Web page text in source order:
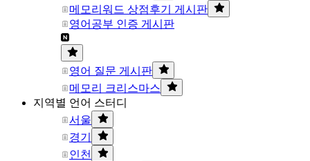
메모리워드 상점후기 게시판
영어공부 인증 게시판
영어 질문 게시판
메모리 크리스마스
지역별 언어 스터디
서울
경기
인천